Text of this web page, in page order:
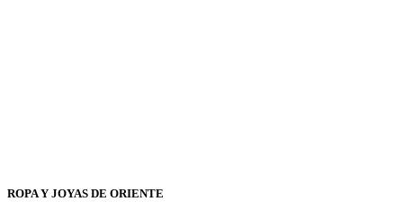
ROPA Y JOYAS DE ORIENTE